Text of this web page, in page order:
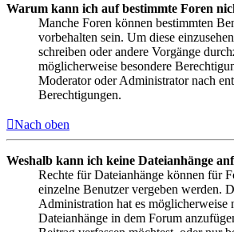
Warum kann ich auf bestimmte Foren
Manche Foren können bestimmten
vorbehalten sein. Um diese
schreiben oder andere Vorgänge
möglicherweise besondere
Moderator oder Administrator nach
Berechtigungen.
Nach oben
Weshalb kann ich keine Dateianhänge
Rechte für Dateianhänge können für
einzelne Benutzer vergeben werden.
Administration hat es möglicherweise
Dateianhänge in dem Forum